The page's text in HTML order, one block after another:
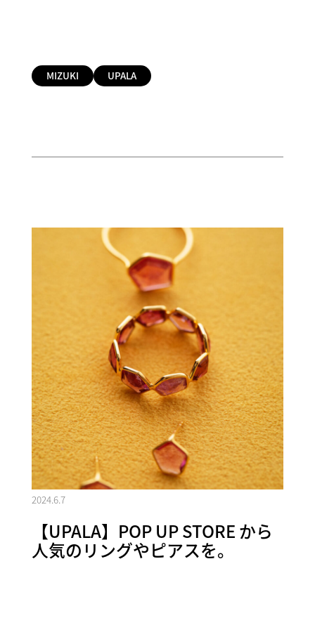
MIZUKI UPALA
2024.6.7
【UPALA】POP UP STORE から
人気のリングやピアスを。